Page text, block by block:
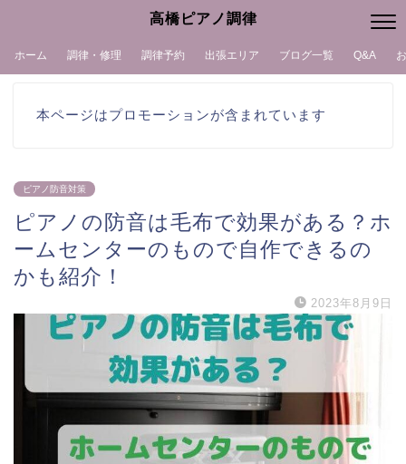
高橋ピアノ調律
ホーム 調律・修理 調律予約 出張エリア ブログ一覧 Q&A
本ページはプロモーションが含まれています
ピアノ防音対策
ピアノの防音は毛布で効果がある？ホ
ームセンターのもので自作できるの
かも紹介！
2023年8月9日